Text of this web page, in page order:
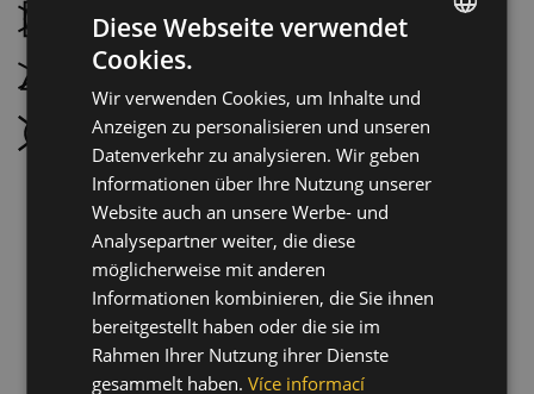
Nicht im Wäschetrockner trocknen
Nicht bügeln
Nicht chemisch reinigen
CZECH
HUNGARIAN
SLOVAK
ROMANIAN
GERMAN
Diese Webseite verwendet
Cookies.
Wir verwenden Cookies, um Inhalte und
Anzeigen zu personalisieren und unseren
Datenverkehr zu analysieren. Wir geben
Informationen über Ihre Nutzung unserer
Website auch an unsere Werbe- und
Analysepartner weiter, die diese
möglicherweise mit anderen
Informationen kombinieren, die Sie ihnen
bereitgestellt haben oder die sie im
Rahmen Ihrer Nutzung ihrer Dienste
gesammelt haben. Více informací